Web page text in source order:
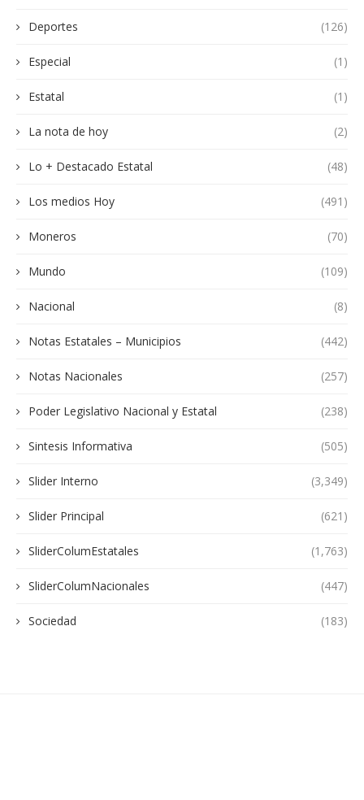
Deportes (126)
Especial (1)
Estatal (1)
La nota de hoy (2)
Lo + Destacado Estatal (48)
Los medios Hoy (491)
Moneros (70)
Mundo (109)
Nacional (8)
Notas Estatales – Municipios (442)
Notas Nacionales (257)
Poder Legislativo Nacional y Estatal (238)
Sintesis Informativa (505)
Slider Interno (3,349)
Slider Principal (621)
SliderColumEstatales (1,763)
SliderColumNacionales (447)
Sociedad (183)